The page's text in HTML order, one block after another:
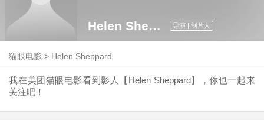
Helen Sheppard 导演 | 制片人
猫眼电影 > Helen Sheppard
我在美团猫眼电影看到影人【Helen Sheppard】，你也一起来
关注吧！